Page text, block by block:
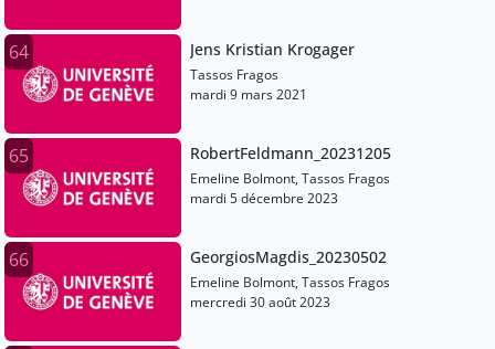
64 Jens Kristian Krogager
Tassos Fragos
mardi 9 mars 2021
65 RobertFeldmann_20231205
Emeline Bolmont, Tassos Fragos
mardi 5 décembre 2023
66 GeorgiosMagdis_20230502
Emeline Bolmont, Tassos Fragos
mercredi 30 août 2023